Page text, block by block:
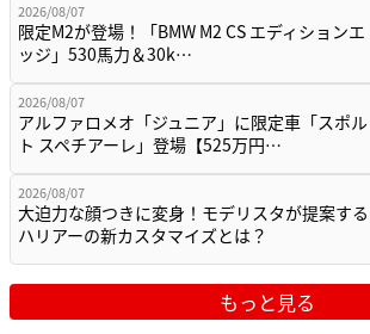
2026/08/07
限定M2が登場！「BMW M2 CS エディションエ
ッジ」530馬力＆30k…
2026/08/07
アルファロメオ「ジュニア」に限定車「スポル
ト スペチアーレ」登場【525万円…
2026/08/07
大迫力な顔つきに変身！モデリスタが提案する
ハリアーの新カスタマイズとは？
もっと見る